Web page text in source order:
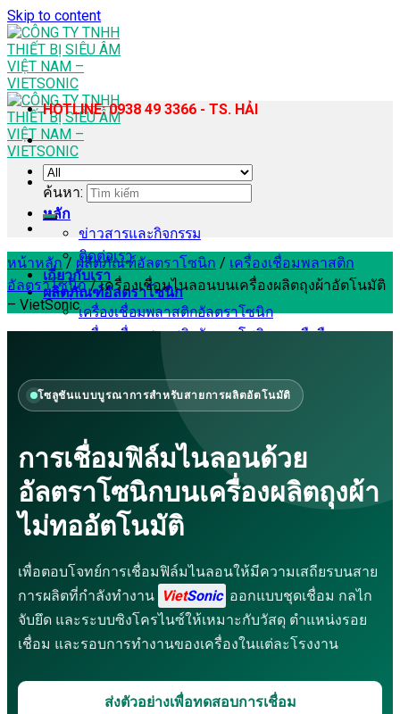
Skip to content
หลัก
ข่าวสารและกิจกรรม
ติดต่อเรา
เกี่ยวกับเรา
ผลิตภัณฑ์อัลตราโซนิก
เครื่องเชื่อมพลาสติกอัลตราโซนิก
เครื่องเชื่อมพลาสติกอัลตราโซนิกแบบมือถือ
เครื่องเย็บผ้าอัลตราโซนิก
เครื่องโฮโมจีไนเซอร์และสกัดด้วยอัลตราโซนิก
เครื่องตัดอัลตราโซนิก
เครื่องบัดกรีอัลตราโซนิก
เครื่องล้างอัลตราโซนิก
เครื่องเชื่อมอัลตราโซนิกสำหรับโลหะ
สายการผลิตถุง
ระบบพ่นเคลือบอัลตราโซนิก
เครื่องคัดแยกแบบสั่นอัลตราโซนิก
การฝึกอบรมสำหรับองค์กร
บริการที่ปรึกษาและออกแบบ
งานแปรรูปโลหะ
ซ่อมแซม – บำรุงรักษา
วิดีโอการใช้งาน
เครื่องเชื่อมอัลตราโซนิก
HOTLINE: 0938 49 3366 - TS. HẢI
ค้นหา:
หน้าหลัก / ผลิตภัณฑ์อัลตราโซนิก / เครื่องเชื่อมพลาสติก
อัลตราโซนิก /เครื่องเชื่อมไนลอนบนเครื่องผลิตถุงผ้าอัตโนมัติ
– VietSonic
โซลูชันแบบบูรณาการสำหรับสายการผลิตอัตโนมัติ
การเชื่อมฟิล์มไนลอนด้วย
อัลตราโซนิกบนเครื่องผลิตถุงผ้า
ไม่ทออัตโนมัติ
เพื่อตอบโจทย์การเชื่อมฟิล์มไนลอนให้มีความเสถียรบนสาย
การผลิตที่กำลังทำงาน VietSonic ออกแบบชุดเชื่อม กลไก
จับยึด และระบบซิงโครไนซ์ให้เหมาะกับวัสดุ ตำแหน่งรอย
เชื่อม และรอบการทำงานของเครื่องในแต่ละโรงงาน
ส่งตัวอย่างเพื่อทดสอบการเชื่อม